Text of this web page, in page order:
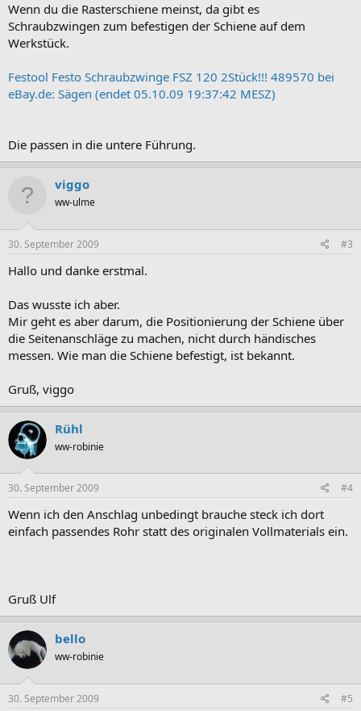
Wenn du die Rasterschiene meinst, da gibt es
Schraubzwingen zum befestigen der Schiene auf dem
Werkstück.
Festool Festo Schraubzwinge FSZ 120 2Stück!!! 489570 bei
eBay.de: Sägen (endet 05.10.09 19:37:42 MESZ)
Die passen in die untere Führung.
viggo
ww-ulme
30. September 2009 #3
Hallo und danke erstmal.
Das wusste ich aber.
Mir geht es aber darum, die Positionierung der Schiene über
die Seitenanschläge zu machen, nicht durch händisches
messen. Wie man die Schiene befestigt, ist bekannt.
Gruß, viggo
Rühl
ww-robinie
30. September 2009 #4
Wenn ich den Anschlag unbedingt brauche steck ich dort
einfach passendes Rohr statt des originalen Vollmaterials ein.
Gruß Ulf
bello
ww-robinie
30. September 2009 #5